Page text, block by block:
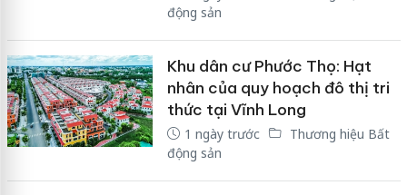
động sản
Khu dân cư Phước Thọ: Hạt
nhân của quy hoạch đô thị tri
thức tại Vĩnh Long
1 ngày trước
Thương hiệu Bất
động sản